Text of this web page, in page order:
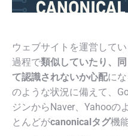
ウェブサイトを運営して
過程で類似していたり、
て認識されないか心配に
のような状況に備えて、
ジンからNaver、Yahooの
とんどがcanonicalタグ機